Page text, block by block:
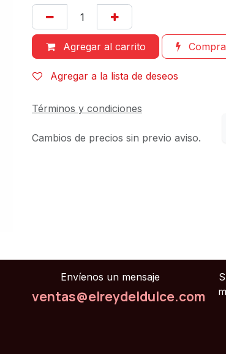
Agregar al carrito
Agregar a la lista de deseos
Términos y condiciones
Cambios de precios sin previo aviso.
Envíenos un mensaje
ventas@elreydeldulce.com